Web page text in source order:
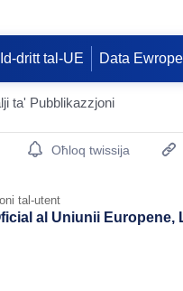
Id-dritt tal-UE Data
ta' Pubblikazzjoni
Portlet
Oħloq twissija
tal-utent
al Uniunii Europene,